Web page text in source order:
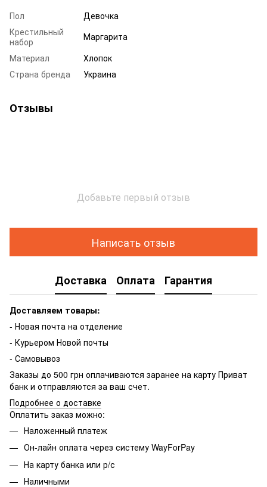
Пол
Девочка
Крестильный
набор
Маргарита
Материал
Хлопок
Страна бренда
Украина
Отзывы
Добавьте первый отзыв
Написать отзыв
Доставка Оплата Гарантия
Доставляем товары:
- Новая почта на отделение
- Курьером Новой почты
- Самовывоз
Заказы до 500 грн оплачиваются заранее на карту Приват
банк и отправляются за ваш счет.
Подробнее о доставке
Оплатить заказ можно:
Наложенный платеж
Он-лайн оплата через систему WayForPay
На карту банка или р/с
Наличными